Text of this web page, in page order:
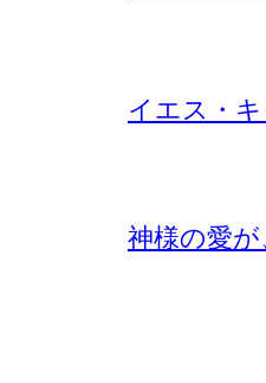
イエス・
神様の愛